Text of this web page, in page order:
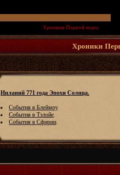
Хроники Первой игры
Хроники
Инланий 771 года Эпохи Солнца.
События в Блеймру.
События в Тэлойе.
События в Сфирии.